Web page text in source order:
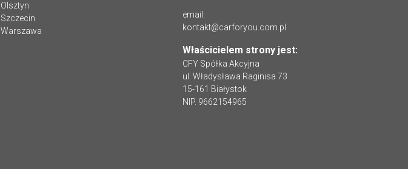
Olsztyn
Szczecin
Warszawa
email:
kontakt@carforyou.com.pl
Właścicielem strony jest:
CFY Spółka Akcyjna
ul. Władysława Raginisa 73
15-161 Białystok
NIP. 9662154965